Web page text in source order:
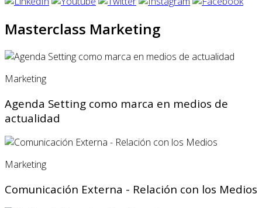
Masterclass Marketing
Marketing
Agenda Setting como marca en medios de
actualidad
Marketing
Comunicación Externa - Relación con los Medios